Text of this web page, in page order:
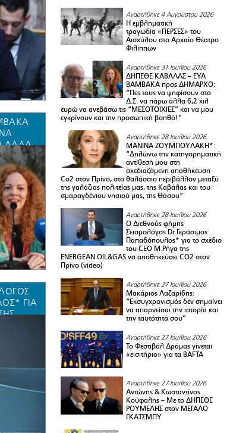
ΆΛΛΑ
ΓΙΑ
Αναρτήθηκε 4 Αυγούστου 2026
Η εμβληματική
τραγωδία «ΠΕΡΣΕΣ» του
Αισχύλου στο Αρχαίο Θέατρο
Φιλίππων
Αναρτήθηκε 31 Ιουλίου 2026
ΔΗΠΕΘΕ ΚΑΒΑΛΑΣ – ΕΥΑ
ΒΑΜΒΑΚΑ προς ΔΗΜΑΡΧΟ:
“Πες τους να ψηφίσουν στο
Δ.Σ. να πάρω άλλα 6,2 χιλ
ευρώ να ανεβάσω τις “ΜΕΣΟΤΟΙΧΙΕΣ” και να μου
εγκρίνουν και την προσωπική βοηθό!”
Αναρτήθηκε 28 Ιουλίου 2026
ΜΑΝΙΝΑ ΖΟΥΜΠΟΥΛΑΚΗ*:
“Δηλώνω την κατηγορηματική
αντίθεσή μου στη
σχεδιαζόμενη αποθήκευση
Co2 στον Πρίνο, στο θαλάσσιο περιβάλλον μεταξύ
της γαλάζιας πολιτείας μας, της Καβάλας και του
σμαραγδένιου νησιού μας, της Θάσου”
Αναρτήθηκε 28 Ιουλίου 2026
Ο Διεθνούς φήμης
Σεισμολόγος Dr Γεράσιμος
Παπαδόπουλος* για το σχέδιο
του CEO M.Ρήγα της
ENERGEAN OIL&GAS να αποθηκεύσει CO2 στον
Πρίνο (video)
Αναρτήθηκε 27 Ιουλίου 2026
Μακάριος Λαζαρίδης:
“Εκσυγχρονισμός δεν σημαίνει
να απαρνείσαι την ιστορία και
την ταυτότητά σου”
Αναρτήθηκε 27 Ιουλίου 2026
Το Φεστιβάλ Δράμας γίνεται
«εισιτήριο» για τα BAFTA
Αναρτήθηκε 27 Ιουλίου 2026
Αντώνης & Κωσταντίνος
Κούφαλης – Με το ΔΗΠΕΘΕ
ΡΟΥΜΕΛΗΣ στον ΜΕΓΑΛΟ
ΓΚΑΤΣΜΠΥ